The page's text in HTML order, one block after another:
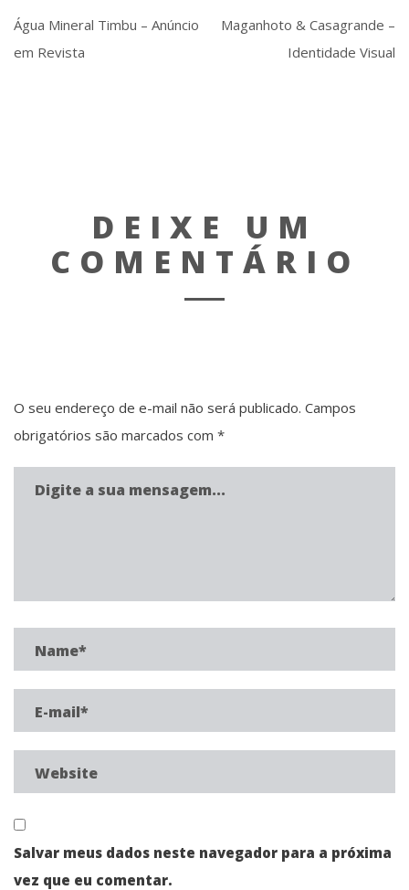
Água Mineral Timbu – Anúncio
em Revista
Maganhoto & Casagrande –
Identidade Visual
DEIXE UM
COMENTÁRIO
O seu endereço de e-mail não será publicado. Campos
obrigatórios são marcados com *
Salvar meus dados neste navegador para a próxima
vez que eu comentar.